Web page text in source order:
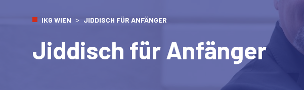
IKG WIEN > JIDDISCH FÜR ANFÄNGER
Jiddisch für Anfänger